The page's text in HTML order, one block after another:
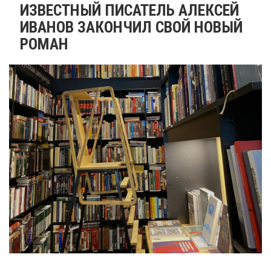
​ИЗВЕСТНЫЙ ПИСАТЕЛЬ АЛЕКСЕЙ
ИВАНОВ ЗАКОНЧИЛ СВОЙ НОВЫЙ
РОМАН